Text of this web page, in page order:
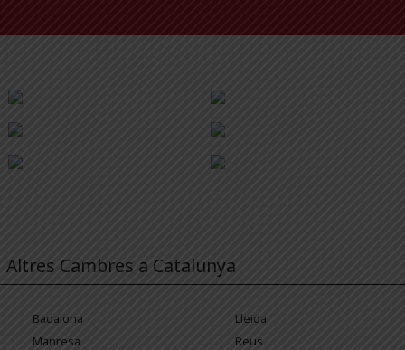
Altres Cambres a Catalunya
Badalona
Lleida
Manresa
Reus